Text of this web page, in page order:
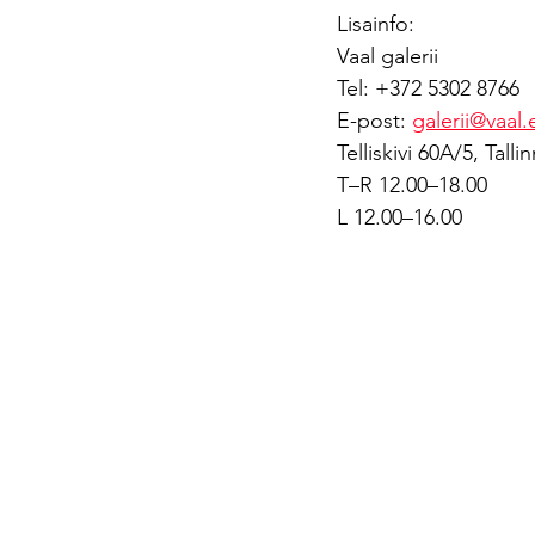
Lisainfo:
Vaal galerii
Tel: +372 5302 8766
E-post:
Telliskivi 60A/5,
T–R 12.00–18.00
L 12.00–16.00